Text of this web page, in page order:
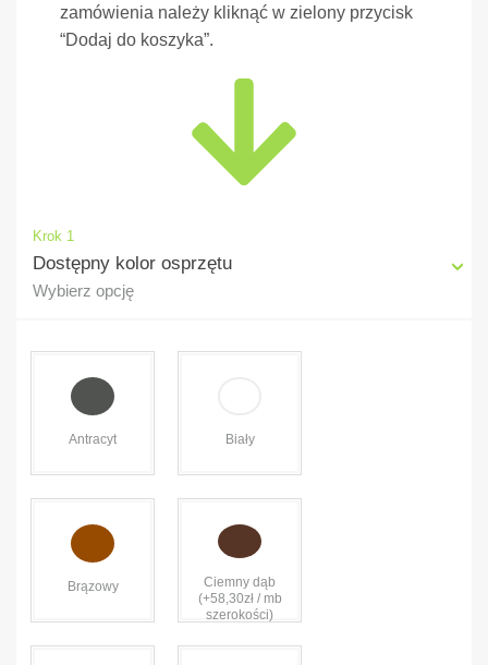
zamówienia należy kliknąć w zielony przycisk
“Dodaj do koszyka”.
Krok 1
Dostępny kolor osprzętu
Wybierz opcję
Antracyt Biały
Brązowy
Ciemny dąb
(+58,30zł / mb
szerokości)